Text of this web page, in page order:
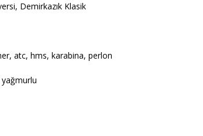
Demirkazık Klasik
atc, hms, karabina, perlon
yağmurlu